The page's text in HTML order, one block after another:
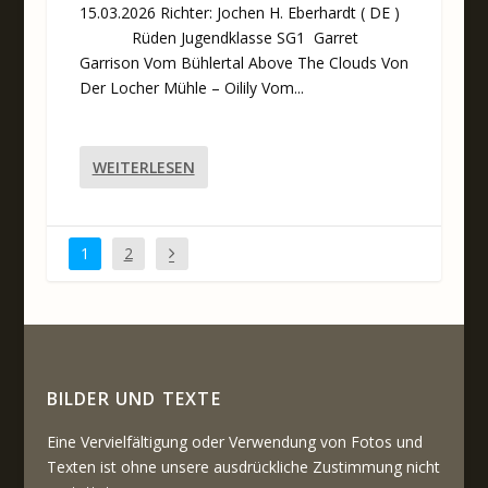
15.03.2026 Richter: Jochen H. Eberhardt ( DE )
Rüden Jugendklasse SG1 Garret
Garrison Vom Bühlertal Above The Clouds Von
Der Locher Mühle – Oilily Vom...
WEITERLESEN
1 2
BILDER UND TEXTE
Eine Vervielfältigung oder Verwendung von Fotos und
Texten ist ohne unsere ausdrückliche Zustimmung nicht